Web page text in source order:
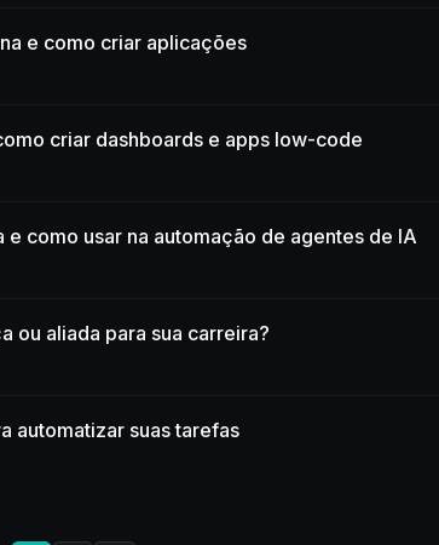
e como criar aplicações
criar dashboards e apps low-code
como usar na automação de agentes de IA
ou aliada para sua carreira?
automatizar suas tarefas